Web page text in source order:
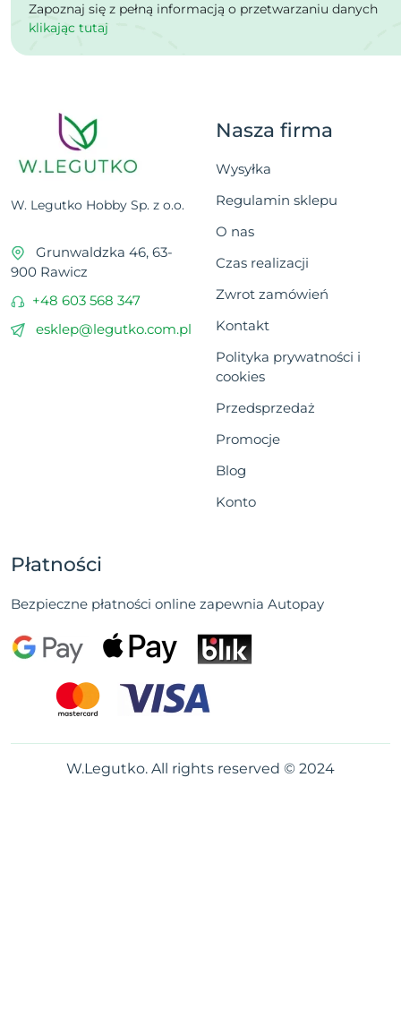
Zapoznaj się z pełną informacją o przetwarzaniu danych
klikając tutaj
W. Legutko Hobby Sp. z o.o.
Grunwaldzka 46, 63-
900 Rawicz
+48 603 568 347
esklep@legutko.com.pl
Nasza firma
Wysyłka
Regulamin sklepu
O nas
Czas realizacji
Zwrot zamówień
Kontakt
Polityka prywatności i
cookies
Przedsprzedaż
Promocje
Blog
Konto
Płatności
Bezpieczne płatności online zapewnia Autopay
W.Legutko. All rights reserved © 2024